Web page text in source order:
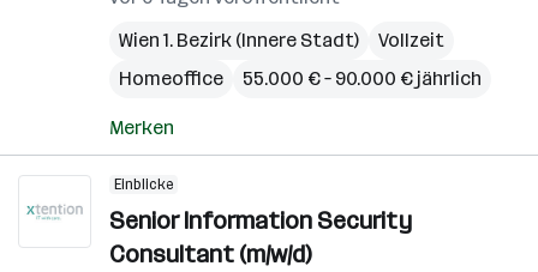
Wien 1. Bezirk (Innere Stadt)
Vollzeit
Homeoffice
55.000 € – 90.000 € jährlich
Merken
Einblicke
Senior Information Security
Consultant (m/w/d)